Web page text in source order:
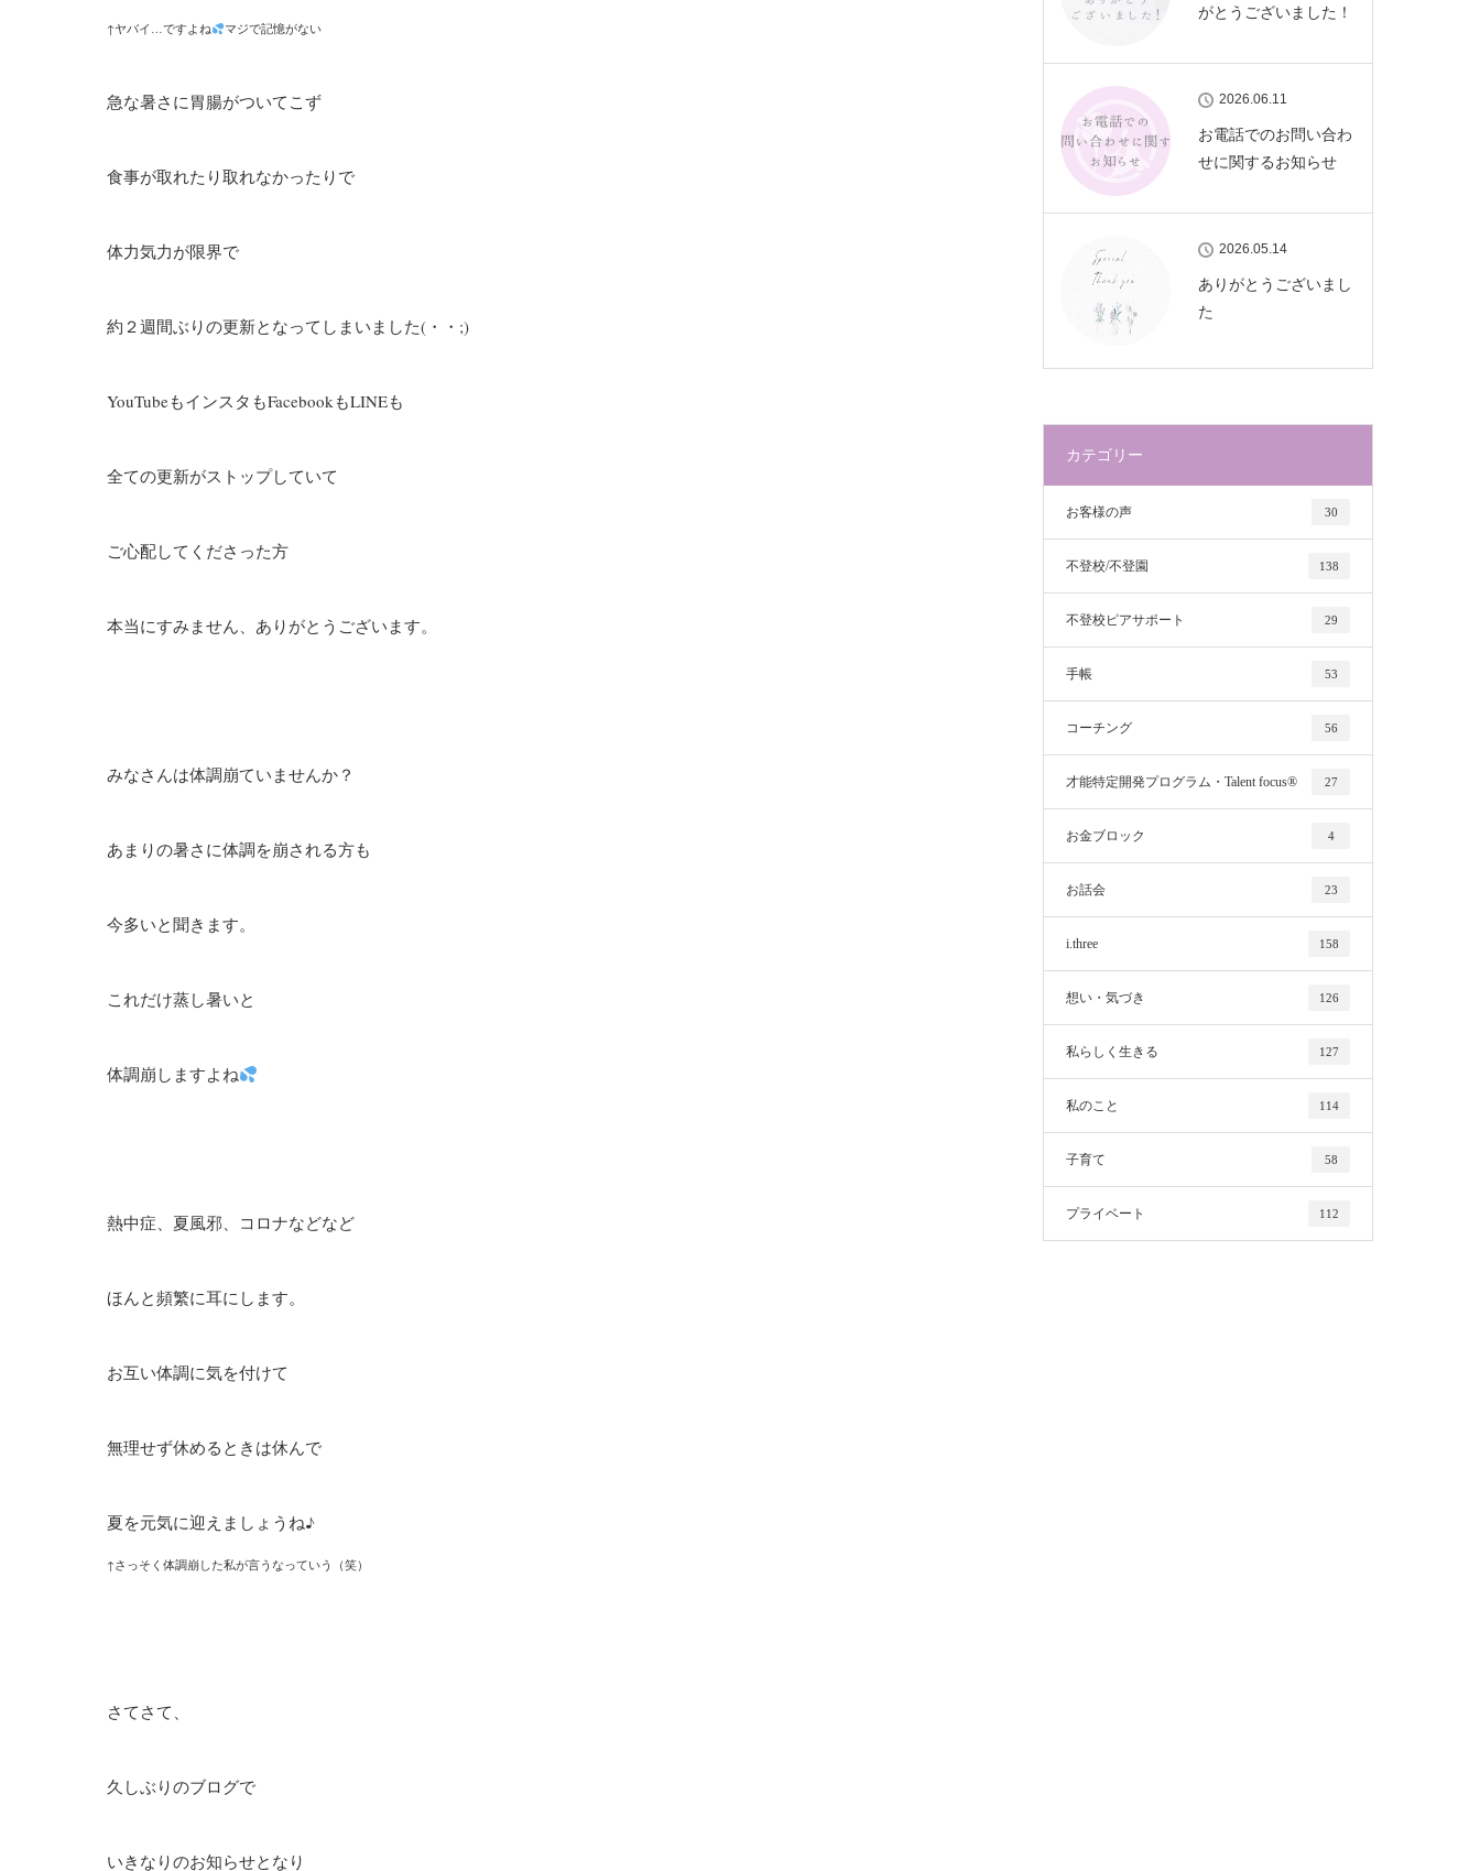
↑ヤバイ…ですよね マジで記憶がない
急な暑さに胃腸がついてこず
食事が取れたり取れなかったりで
体力気力が限界で
約２週間ぶりの更新となってしまいました(・・;)
YouTubeもインスタもFacebookもLINEも
全ての更新がストップしていて
ご心配してくださった方
本当にすみません、 ありがとうございます。
みなさんは体調崩ていませんか？
あまりの暑さに体調を崩される方も
今多いと聞きます。
これだけ蒸し暑いと
体調崩しますよね
熱中症、夏風邪、コロナなどなど
ほんと頻繁に耳にします。
お互い体調に気を付けて
無理せず休めるときは休んで
夏を元気に迎えましょうね♪
↑さっそく体調崩した私が言うなっていう（笑）
さてさて、
久しぶりのブログで
いきなりのお知らせとなり
がとうございました！
2026.06.11
お電話でのお問い合わ
せに関するお知らせ
2026.05.14
ありがとうございまし
た
カテゴリー
お客様の声 30
不登校/不登園 138
不登校ピアサポート 29
手帳 53
コーチング 56
才能特定開発プログラム・Talent focus® 27
お金ブロック 4
お話会 23
i.three 158
想い・気づき 126
私らしく生きる 127
私のこと 114
子育て 58
プライベート 112